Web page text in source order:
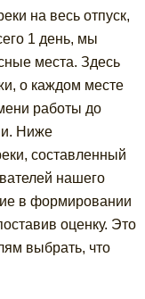
на весь отпуск,
1 день, мы
места. Здесь
о каждом месте
работы до
Ниже
составленный
нашего
в формировании
оценку. Это
выбрать, что